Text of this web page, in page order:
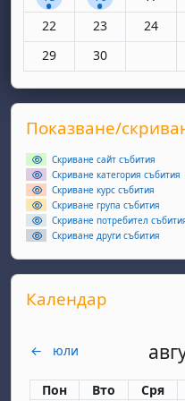
Няма събития,
22 Няма събития,
23 Няма
24
Няма събития,
29 Няма събития,
30
Supplementary
Прескочи Показване/
Показване/
Скриване сайт събития
Скриване категория събития
Скриване курс събития
Скриване група събития
Скриване потребител
Скриване други събития
Прескочи Календар
Календар
← юли
Понеделник
Пон вторник
Вто сряда
Сря